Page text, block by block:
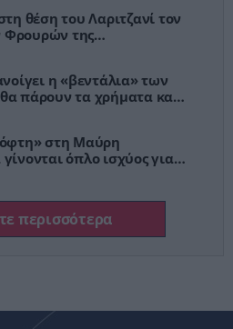
θέση του Λαριτζανί τον
της
η «βεντάλια» των
πάρουν τα χρήματα και
στη Μαύρη
όπλο ισχύος για
περισσότερα